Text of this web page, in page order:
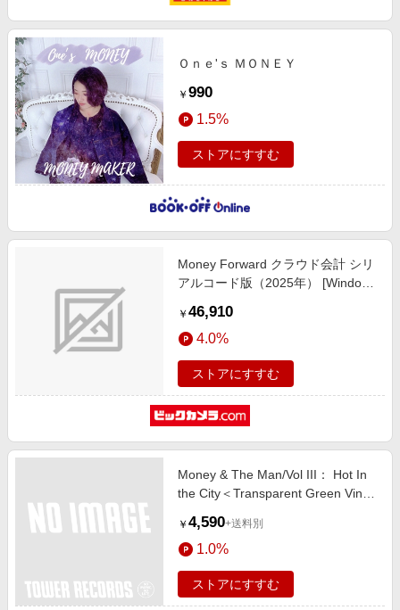
Ｏｎｅ'ｓ ＭＯＮＥＹ
￥ 990
1.5%
ストアにすすむ
Money Forward クラウド会計 シリ
アルコード版（2025年） [Windows
￥ 46,910
4.0%
ストアにすすむ
Money & The Man/Vol III： Hot In
the City＜Transparent Green Vinyl
￥ 4,590+送料別
1.0%
ストアにすすむ